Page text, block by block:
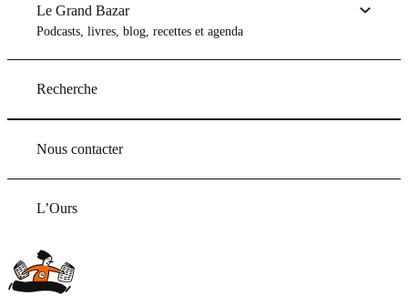
Le Grand Bazar
Podcasts, livres, blog, recettes et agenda
Recherche
Nous contacter
L’Ours